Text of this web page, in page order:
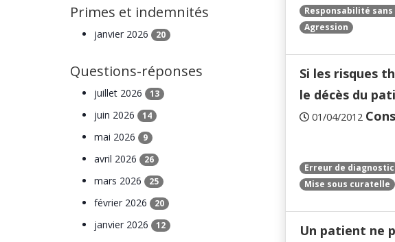
Responsabilité
Agression
Si les risques
le décès du
01/04/2012
Erreur de diagnostic
Mise sous curatelle
Un patient ne
Primes et indemnités
janvier 2026 20
Questions-réponses
juillet 2026 13
juin 2026 14
mai 2026 9
avril 2026 26
mars 2026 25
février 2026 20
janvier 2026 12